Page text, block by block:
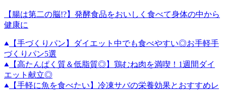
【腸は第二の脳!?】発酵食品をおいしく食べて身体の中から
健康に
【手づくりパン】ダイエット中でも食べやすい◎お手軽手
づくりパン5選
【高たんぱく質＆低脂質◎】鶏むね肉を満喫！1週間ダイ
エット献立◎
【手軽に魚を食べたい】冷凍サバの栄養効果とおすすめレ